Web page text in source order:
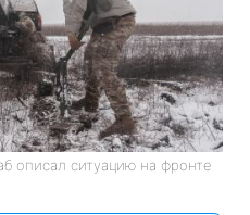
описал ситуацию на фронте